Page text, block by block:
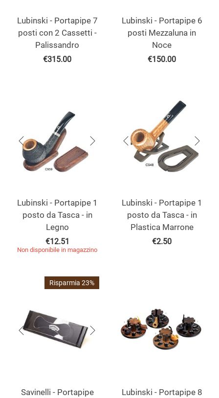
Lubinski - Portapipe 7
posti con 2 Cassetti -
Palissandro
€315.00
Lubinski - Portapipe 6
posti Mezzaluna in
Noce
€150.00
Lubinski - Portapipe 1
posto da Tasca - in
Legno
€12.51
Non disponibile in magazzino
Lubinski - Portapipe 1
posto da Tasca - in
Plastica Marrone
€2.50
Risparmia 23%
Savinelli - Portapipe
Lubinski - Portapipe 8